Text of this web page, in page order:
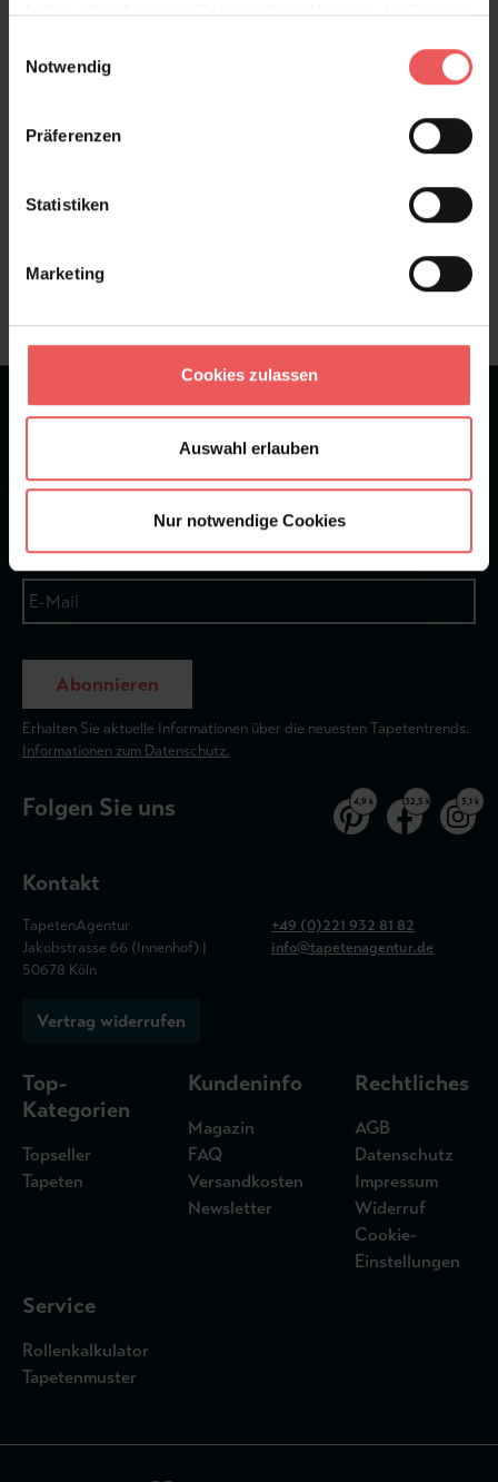
haben oder die sie im Rahmen Ihrer Nutzung der Dienste
Notwendig
Präferenzen
Statistiken
Marketing
Cookies zulassen
Auswahl erlauben
Nur notwendige Cookies
★★★★★Bei 1245 Bewertungen
Newsletter
Abonnieren
Erhalten Sie aktuelle Informationen über die neuesten Tapetentrends.
Informationen zum Datenschutz.
Folgen Sie uns 4,9 k 32,5 k 3,1 k
Kontakt
TapetenAgentur
Jakobstrasse 66 (Innenhof) |
50678 Köln
+49 (0)221 932 81 82
info@tapetenagentur.de
Vertrag widerrufen
Top-
Kategorien
Topseller
Tapeten
Kundeninfo
Magazin
FAQ
Versandkosten
Newsletter
Rechtliches
AGB
Datenschutz
Impressum
Widerruf
Cookie-
Einstellungen
Service
Rollenkalkulator
Tapetenmuster